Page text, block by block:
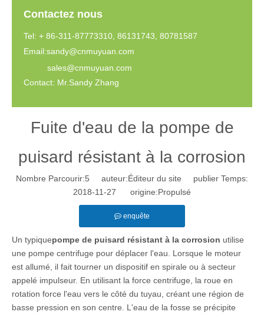
Contactez nous
Tel: + 86-311-87773310, 86131743, 80781587
Email:sandy@cnmuyuan.com
sales@cnmuyuan.com
Contact: Mr.Sandy Zhang
Fuite d'eau de la pompe de
puisard résistant à la corrosion
Nombre Parcourir:5 auteur:Éditeur du site publier Temps:
2018-11-27 origine:Propulsé
enquête
Un typiquepompe de puisard résistant à la corrosion utilise
une pompe centrifuge pour déplacer l'eau. Lorsque le moteur
est allumé, il fait tourner un dispositif en spirale ou à secteur
appelé impulseur. En utilisant la force centrifuge, la roue en
rotation force l'eau vers le côté du tuyau, créant une région de
basse pression en son centre. L'eau de la fosse se précipite